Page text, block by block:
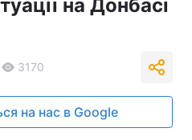
на Донбасі
3170
на нас в Google